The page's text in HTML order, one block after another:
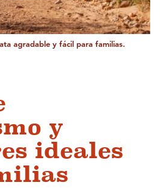
agradable y fácil para familias.
y
ideales